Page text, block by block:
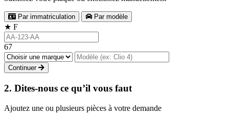
Par immatriculation Par modèle
★ F
67
Continuer
2. Dites-nous ce qu’il vous faut
Ajoutez une ou plusieurs pièces à votre demande